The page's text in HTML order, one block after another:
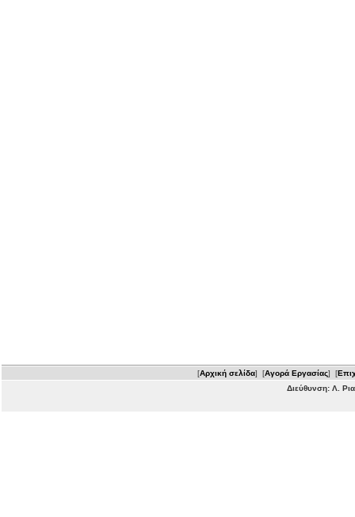
[Αρχική σελίδα] [Αγορά Εργασίας] [
Διεύθυνση: Λ.